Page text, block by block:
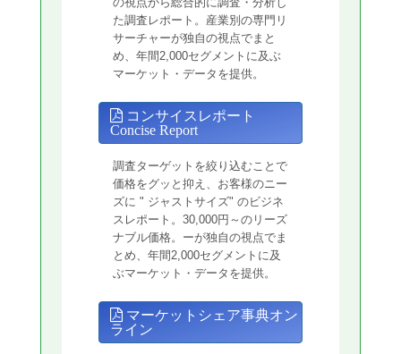
た調査レポート。産業別の専門リ
サーチャーが独自の視点でまと
め、年間2,000セグメントに及ぶ
マーケット・データを提供。
コンサイスレポート
Concise Report
調査ターゲットを絞り込むことで
価格をグッと抑え、お客様のニー
ズに " ジャストサイズ" のビジネ
スレポート。30,000円～のリーズ
ナブル価格。ーが独自の視点でま
とめ、年間2,000セグメントに及
ぶマーケット・データを提供。
マーケットシェア事典オン
ライン